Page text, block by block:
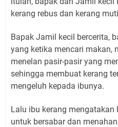
kerang rebus dan kerang
Bapak Jamil kecil bercerita,
yang ketika mencari makan,
menelan pasir-pasir yang
sehingga membuat kerang
mengeluh kepada ibunya.
Lalu ibu kerang mengatakan
untuk bersabar dan